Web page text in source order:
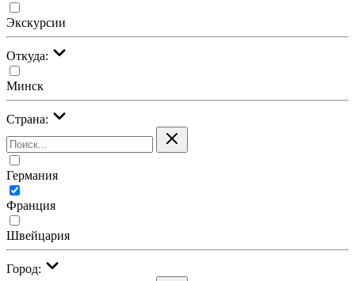
Экскурсии
Откуда:
Минск
Страна:
Германия
Франция
Швейцария
Город: